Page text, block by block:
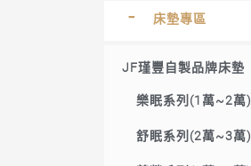
床墊專區
JF瑾豐自製品牌床墊
樂眠系列(1萬~2萬)
舒眠系列(2萬~3萬)